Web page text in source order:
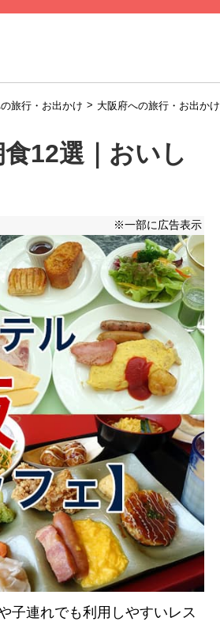
旅行・お出かけ > 大阪府への旅行・お出かけ
12選｜おいし
※一部に広告表示
子連れでも利用しやすいレス